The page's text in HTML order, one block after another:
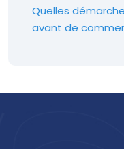
Quelles
avant de